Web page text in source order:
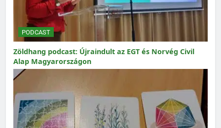
PODCAST
Zöldhang podcast: Újraindult az EGT és Norvég Civil
Alap Magyarországon